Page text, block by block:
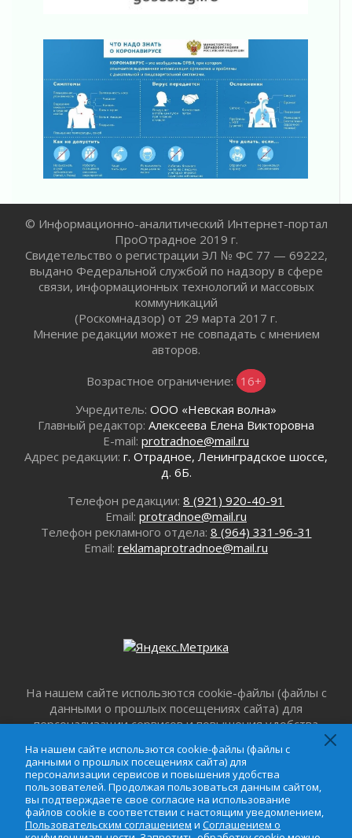
Пропавшего подростка нашли в Кировском
02 августа 2026
Жителям Ленобласти напомнили, как
действовать при укусе клеща
02 августа 2026
В Ивангороде назвали новых почетных
граждан Ленинградской области
02 августа 2026
Готовность №1
Километровые столбы «Дороги жизни»
отправили на реставрацию
Ленобласть внедрила передовую подготовку
операторов БПЛА
02 августа 2026
В Ивангороде появилась «Избушка-
воробушка»
01 августа 2026
Лето катится с горки
01 августа 2026
В Ленобласти открылась экспозиция к 150-
летию Билибина
Лето без гаджетов
Болезнь девственниц и вампиров
01 августа 2026
Без заявлений и очередей
Не женское это дело...уверены?
Все силы в кулак
Айда на пляж!
01 августа 2026
Один в поле — не воин
01 августа 2026
© Информационно-аналитический Интернет-портал
ПроОтрадное 2019 г.
Свидетельство о регистрации ЭЛ № ФС 77 — 69222,
выдано Федеральной службой по надзору в сфере
связи, информационных технологий и массовых
коммуникаций
(Роскомнадзор) от 29 марта 2017 г.
Мнение редакции может не совпадать с мнением
авторов.
Возрастное ограничение: 16+
Учредитель: ООО «Невская волна»
Главный редактор: Алексеева Елена Викторовна
E-mail: protradnoe@mail.ru
Адрес редакции: г. Отрадное, Ленинградское шоссе,
д. 6Б.
Телефон редакции: 8 (921) 920-40-91
Email: protradnoe@mail.ru
Телефон рекламного отдела: 8 (964) 331-96-31
Email: reklamaprotradnoe@mail.ru
На нашем сайте использются cookie-файлы (файлы с
данными о прошлых посещениях сайта) для
персонализации сервисов и повышения удобства
сайтом, вы подтверждаете свое согласие на
использование файлов cookie в соответствии с
настоящим уведомлением,Пользовательским
соглашениемиСоглашением о
конфиденциальности. Запретить обработку cookie
можно в настройке браузера.
На нашем сайте использются cookie-файлы (файлы с
данными о прошлых посещениях сайта) для
персонализации сервисов и повышения удобства
пользователей. Продолжая пользоваться данным сайтом,
вы подтверждаете свое согласие на использование
файлов cookie в соответствии с настоящим уведомлением,
Пользовательским соглашением и Соглашением о